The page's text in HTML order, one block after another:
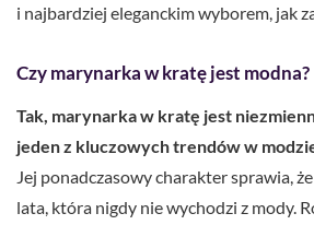
i najbardziej eleganckim wyborem, jak
Czy marynarka w kratę jest modna?
Tak, marynarka w kratę jest
jeden z kluczowych trendów w
Jej ponadczasowy charakter sprawia,
lata, która nigdy nie wychodzi z mody.